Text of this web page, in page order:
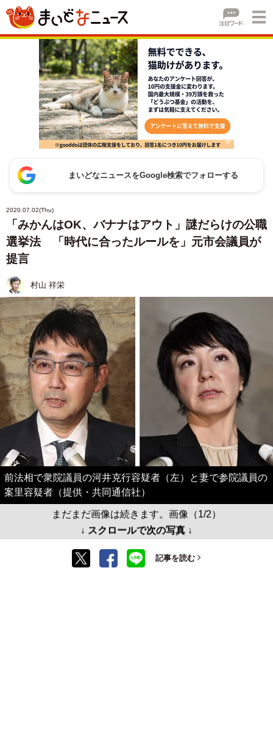
まいどなニュースをGoogle検索でフォローする
2020.07.02(Thu)
「みかんはOK、バナナはアウト」謎だらけの公職
選挙法 「時代に合ったルールを」元市会議員が
提言
村山 祥栄
前法相で衆院議員の河井克行容疑者（左）と妻で参院議員の
案里容疑者（提供・共同通信社）
まだまだ画像は続きます。画像（1/2）
↓ スクロールで次の写真 ↓
記事を読む